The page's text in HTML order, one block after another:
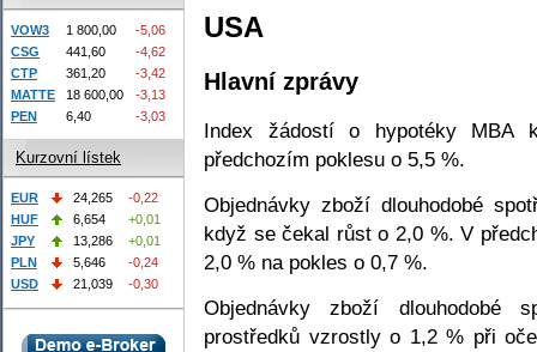
USA
Hlavní zprávy
Index žádostí o hypotéky
předchozím poklesu o 5,5 %.
Objednávky zboží dlouhodobé
když se čekal růst o 2,0 %. V
2,0 % na pokles o 0,7 %.
Objednávky zboží dlouhodobé
prostředků vzrostly o 1,2 % při
VOW3 1 800,00
-5,06
CSG
441,60
-4,62
CTP
361,20
-3,42
MATTE
18 600,00
-3,13
PEN
6,40 -3,03
Kurzovní lístek
EUR 24,265
-0,22
HUF
6,654
+0,01
JPY
13,286
+0,01
PLN
5,646
-0,24
USD
21,039 -0,30